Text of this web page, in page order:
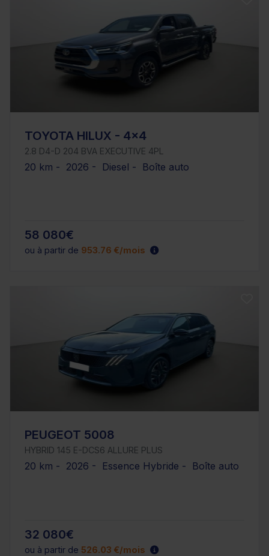
TOYOTA HILUX - 4x4
2.8 D4-D 204 BVA EXECUTIVE 4PL
20 km - 2026 - Diesel - Boîte auto
58 080€
ou à partir de 953.76 €/mois
PEUGEOT 5008
HYBRID 145 E-DCS6 ALLURE PLUS
20 km - 2026 - Essence Hybride - Boîte auto
32 080€
ou à partir de 526.03 €/mois